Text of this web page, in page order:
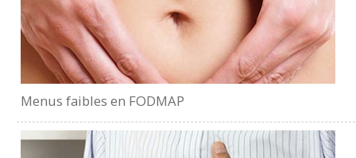
Menus faibles en FODMAP